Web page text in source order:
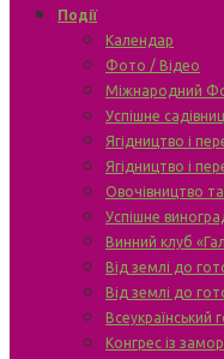
Події
Календар
Фото / Відео
Міжнародний
Успішне
Ягідництво і
Ягідництво і
Овочівництво та
Успішне
Винний клуб
Від землі до
Від землі до
Всеукраїнський
Конгрес із